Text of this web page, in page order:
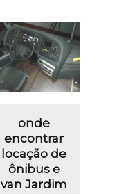
onde
encontrar
locação de
ônibus e
van Jardim